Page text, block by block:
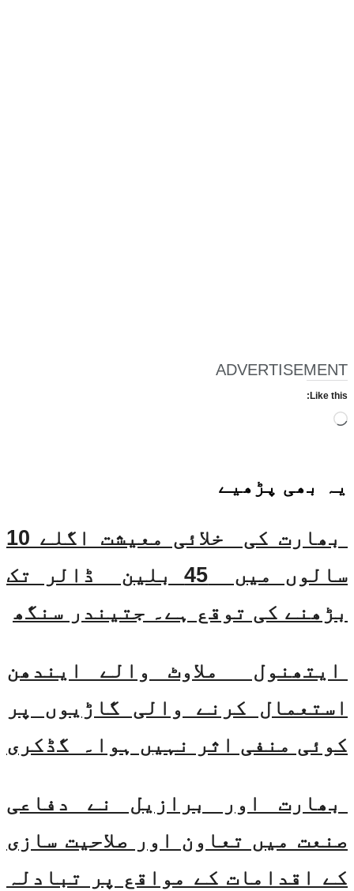
ADVERTISEMENT
Like this:
Loading…
یہ بھی پڑھیے
بھارت کی خلائی معیشت اگلے 10
سالوں میں 45 بلین ڈالر تک
بڑھنے کی توقع ہے۔ جتیندر سنگھ
ایتھنول ملاوٹ والے ایندھن
استعمال کرنے والی گاڑیوں پر
کوئی منفی اثر نہیں ہوا۔ گڈکری
بھارت اور برازیل نے دفاعی
صنعت میں تعاون اور صلاحیت سازی
کے اقدامات کے مواقع پر تبادلہ